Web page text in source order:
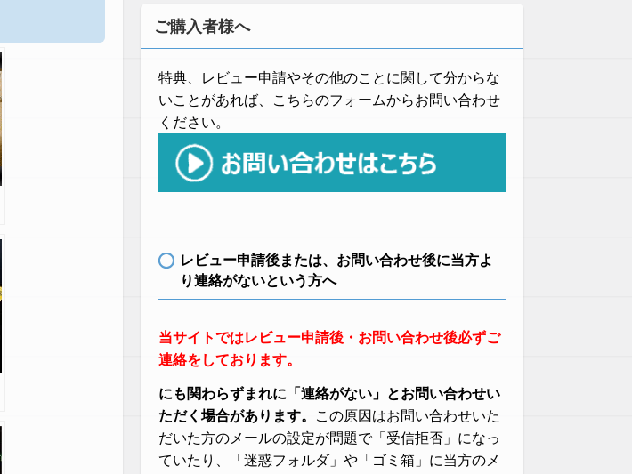
ご購入者様へ
特典、レビュー申請やその他のことに関して分からな
いことがあれば、こちらのフォームからお問い合わせ
ください。
レビュー申請後または、お問い合わせ後に当方よ
り連絡がないという方へ
当サイトではレビュー申請後・お問い合わせ後必ずご
連絡をしております。
にも関わらずまれに「連絡がない」とお問い合わせい
ただく場合があります。
この原因はお問い合わせいた
だいた方のメールの設定が問題で「受信拒否」になっ
ていたり、「迷惑フォルダ」や「ゴミ箱」に当方のメ